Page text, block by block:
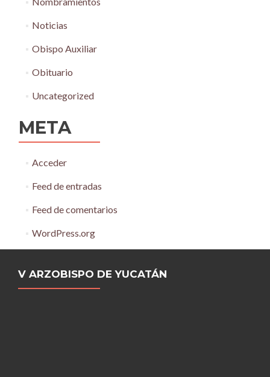
Noticias
Obispo Auxiliar
Obituario
Uncategorized
META
Acceder
Feed de entradas
Feed de comentarios
WordPress.org
V ARZOBISPO DE YUCATÁN